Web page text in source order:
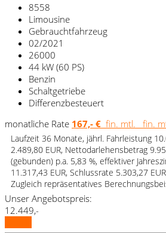
8558
Limousine
Gebrauchtfahrzeug
02/2021
26000
44 kW (60 PS)
Benzin
Schaltgetriebe
Differenzbesteuert
monatliche Rate 167,- € fin. mtl. fin.
Laufzeit 36 Monate, jährl. Fahrleistung
2.489,80 EUR, Nettodarlehensbetrag
(gebunden) p.a. 5,83 %, effektiver
11.317,43 EUR, Schlussrate 5.303,27
Zugleich repräsentatives
Unser Angebotspreis:
12.449,-